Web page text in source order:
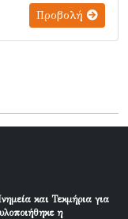
Προβολή
και Τεκμήρια για
η